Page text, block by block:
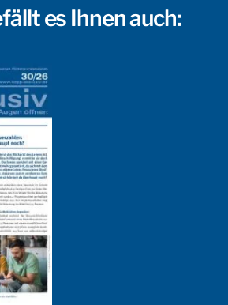
es Ihnen auch: